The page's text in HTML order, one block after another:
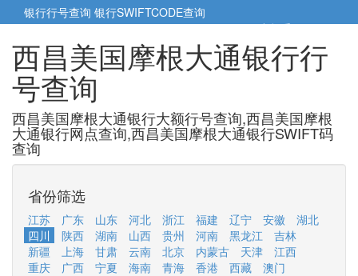
银行行号查询 银行SWIFTCODE查询
5cm小帮手5cm.cn
西昌美国摩根大通银行行
号查询
西昌美国摩根大通银行大额行号查询,西昌美国摩根
大通银行网点查询,西昌美国摩根大通银行SWIFT码
查询
省份筛选
江苏 广东 山东 河北 浙江 福建 辽宁 安徽
湖北
四川
陕西 湖南 山西 贵州 河南 黑龙江
吉林
新疆
上海 甘肃 云南 北京 内蒙古 天津
江西
重庆
广西 宁夏 海南 青海 香港 西藏
澳门